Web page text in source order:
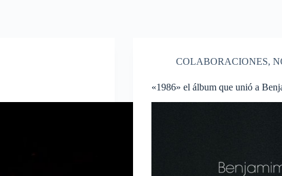
COLABORACIONES,
«1986» el álbum que unió a